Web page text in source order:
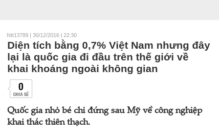
Ntt13789 | 30/12/2016 | 22:30
Diện tích bằng 0,7% Việt Nam nhưng đây
lại là quốc gia đi đầu trên thế giới về
khai khoáng ngoài không gian
0
CHIA SẺ
Quốc gia nhỏ bé chỉ đứng sau Mỹ về công nghiệp
khai thác thiên thạch.